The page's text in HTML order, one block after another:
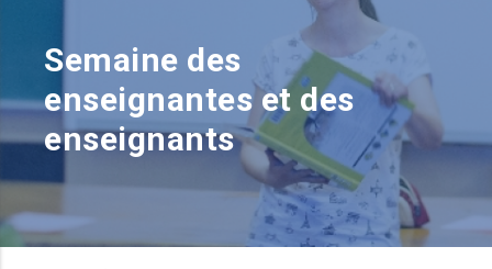
Semaine des
enseignantes et des
enseignants